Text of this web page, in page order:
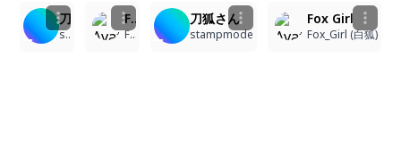
stampmode
Fox Girl
Fox_Girl (白狐)
刀狐さん
stampmode
Fox Girl
Fox_Girl (白狐)